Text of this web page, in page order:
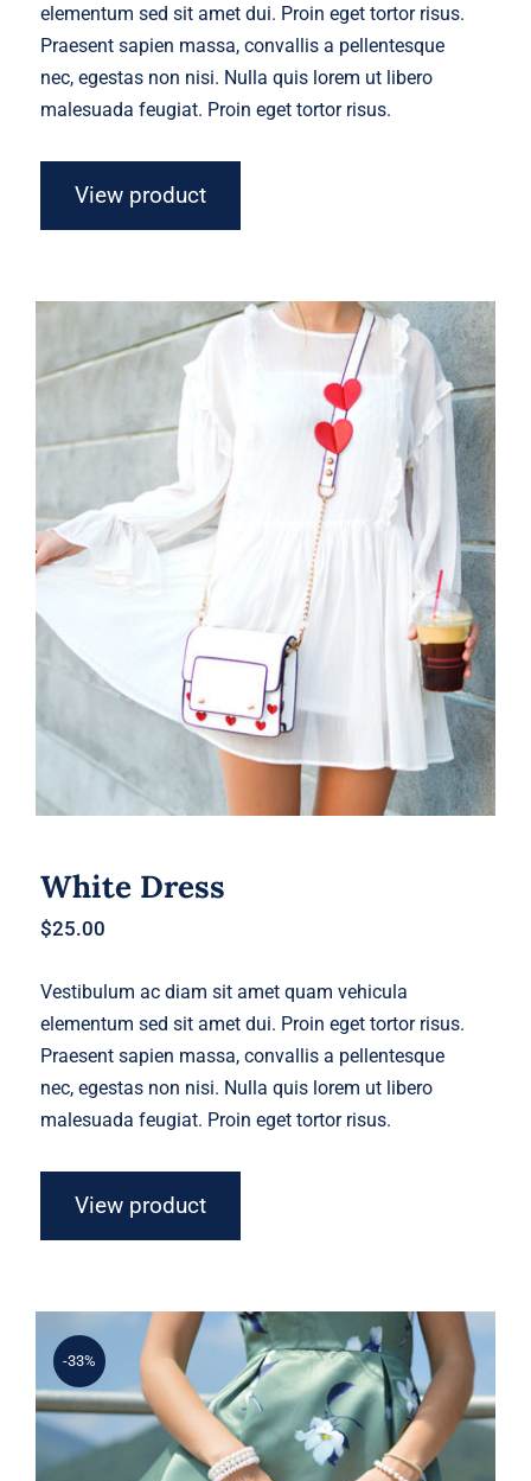
elementum sed sit amet dui. Proin eget tortor risus.
Praesent sapien massa, convallis a pellentesque
nec, egestas non nisi. Nulla quis lorem ut libero
malesuada feugiat. Proin eget tortor risus.
View product
White Dress
White Dress
$25.00
Vestibulum ac diam sit amet quam vehicula
elementum sed sit amet dui. Proin eget tortor risus.
Praesent sapien massa, convallis a pellentesque
nec, egestas non nisi. Nulla quis lorem ut libero
malesuada feugiat. Proin eget tortor risus.
View product
-33%